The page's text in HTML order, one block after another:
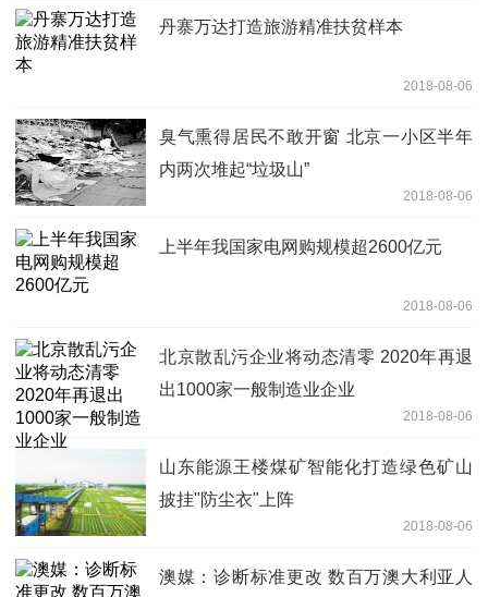
丹寨万达打造旅游精准扶贫样本
2018-08-06
臭气熏得居民不敢开窗 北京一小区半年
内两次堆起“垃圾山”
2018-08-06
上半年我国家电网购规模超2600亿元
2018-08-06
北京散乱污企业将动态清零 2020年再退
出1000家一般制造业企业
2018-08-06
山东能源王楼煤矿智能化打造绿色矿山
披挂"防尘衣"上阵
2018-08-06
澳媒：诊断标准更改 数百万澳大利亚人